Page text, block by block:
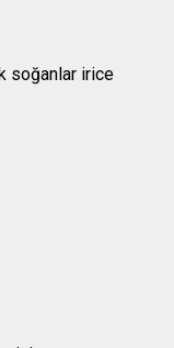
soğanlar irice